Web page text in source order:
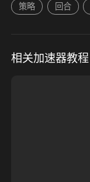
策略 回合
相关加速器教程